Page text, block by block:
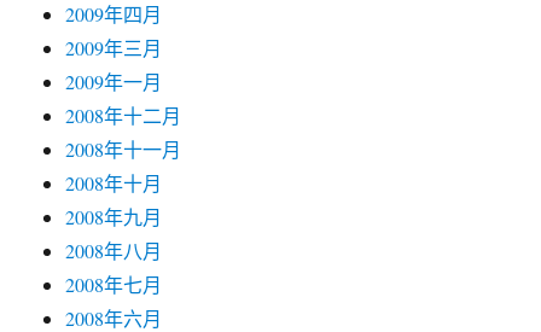
2009年四月
2009年三月
2009年一月
2008年十二月
2008年十一月
2008年十月
2008年九月
2008年八月
2008年七月
2008年六月